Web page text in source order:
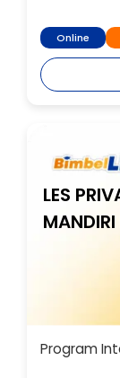
Online
LES
MANDIRI
Program